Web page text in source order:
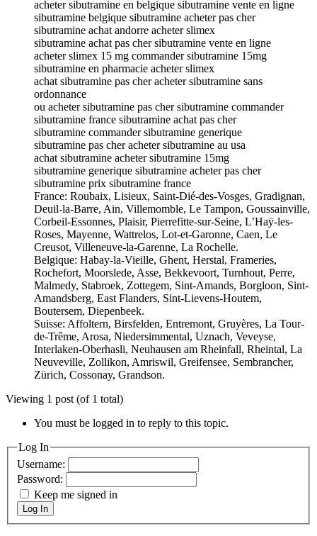
acheter sibutramine en belgique sibutramine vente en ligne
sibutramine belgique sibutramine acheter pas cher
sibutramine achat andorre acheter slimex
sibutramine achat pas cher sibutramine vente en ligne
acheter slimex 15 mg commander sibutramine 15mg
sibutramine en pharmacie acheter slimex
achat sibutramine pas cher acheter sibutramine sans
ordonnance
ou acheter sibutramine pas cher sibutramine commander
sibutramine france sibutramine achat pas cher
sibutramine commander sibutramine generique
sibutramine pas cher acheter sibutramine au usa
achat sibutramine acheter sibutramine 15mg
sibutramine generique sibutramine acheter pas cher
sibutramine prix sibutramine france
France: Roubaix, Lisieux, Saint-Dié-des-Vosges, Gradignan,
Deuil-la-Barre, Ain, Villemomble, Le Tampon, Goussainville,
Corbeil-Essonnes, Plaisir, Pierrefitte-sur-Seine, L’Haÿ-les-
Roses, Mayenne, Wattrelos, Lot-et-Garonne, Caen, Le
Creusot, Villeneuve-la-Garenne, La Rochelle.
Belgique: Habay-la-Vieille, Ghent, Herstal, Frameries,
Rochefort, Moorslede, Asse, Bekkevoort, Turnhout, Perre,
Malmedy, Stabroek, Zottegem, Sint-Amands, Borgloon, Sint-
Amandsberg, East Flanders, Sint-Lievens-Houtem,
Boutersem, Diepenbeek.
Suisse: Affoltern, Birsfelden, Entremont, Gruyères, La Tour-
de-Trême, Arosa, Niedersimmental, Uznach, Veveyse,
Interlaken-Oberhasli, Neuhausen am Rheinfall, Rheintal, La
Neuveville, Zollikon, Amriswil, Greifensee, Sembrancher,
Zürich, Cossonay, Grandson.
Viewing 1 post (of 1 total)
You must be logged in to reply to this topic.
Log In
Username:
Password:
Keep me signed in
Log In